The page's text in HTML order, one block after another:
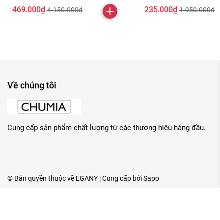
469.000₫ 4.150.000₫ 235.000₫ 1.950.000₫
Về chúng tôi
Cung cấp sản phẩm chất lượng từ các thương hiệu hàng đầu.
© Bản quyền thuộc về EGANY | Cung cấp bởiSapo